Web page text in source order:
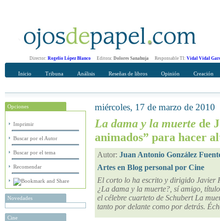
Director: Rogelio López Blanco Editora: Dolores Sanahuja Responsable TI: Vidal Vidal
Inicio Tribuna Análisis Reseñas de libros Opinión Creación
Opciones
Imprimir
Buscar por el Autor
Buscar por el tema
Recomendar
Novedades
Cine
Recomendar
miércoles, 17 de marzo de 2010
La dama y la muerte de
animados” para hacer
Autor: Juan Antonio González
Artes en Blog personal por Cine
El corto lo ha escrito y dirigido Javier
¿La dama y la muerte?, sí amigo,
el célebre cuarteto de Schubert La
tanto por delante como por detrás.